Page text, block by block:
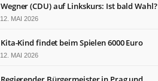
Wegner (CDU) auf Linkskurs: Ist bald Wahl?
12. MAI 2026
Kita-Kind findet beim Spielen 6000 Euro
12. MAI 2026